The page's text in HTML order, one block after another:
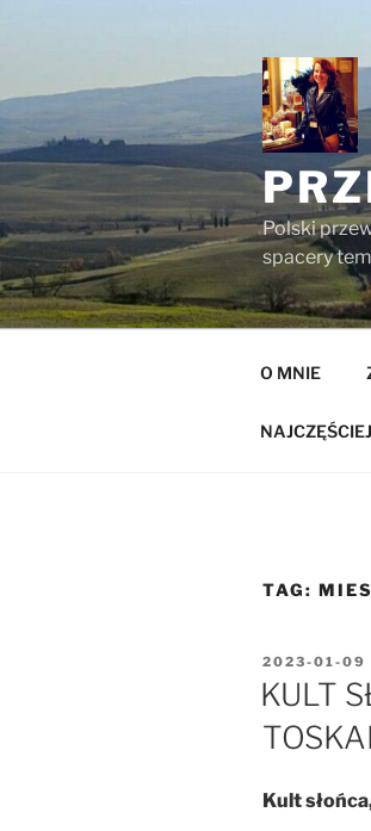
Polski
spacery
O MNIE
TAG:
W
2023-01-09
KULT
Kult